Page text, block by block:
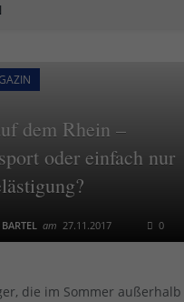
dem Rhein –
oder einfach nur
am 27.11.2017
0
die im Sommer